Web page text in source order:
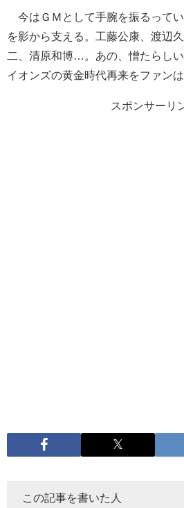
今はＧＭとして手腕を振るって
を影から支える。工藤公康、渡辺
二、清原和博…。あの、憎たらし
イオンズの黄金時代再来をファン
スポンサーリ
この記事を書いた人